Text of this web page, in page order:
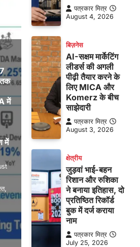
तक
में
में
पत्रकार मित्र
August 4, 2026
बिज़नेस
AI-सक्षम मार्केटिंग
लीडर्स की अगली
पीढ़ी तैयार करने के
लिए MICA और
Komerz के बीच
साझेदारी
पत्रकार मित्र
August 3, 2026
क्षेत्रीय
जुड़वां भाई-बहन
रिशान और रुशिका
ने बनाया इतिहास, दो
प्रतिष्ठित रिकॉर्ड
बुक में दर्ज कराया
नाम
पत्रकार मित्र
July 25, 2026